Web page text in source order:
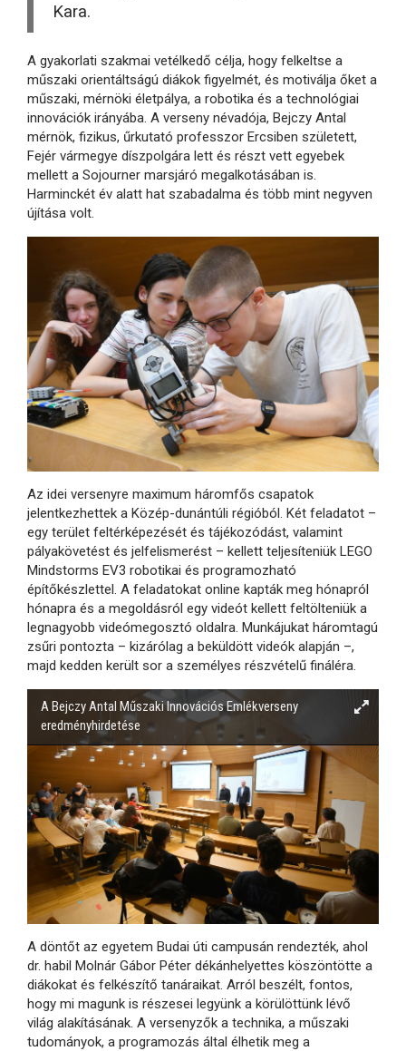
Kara.
A gyakorlati szakmai vetélkedő célja, hogy felkeltse a
műszaki orientáltságú diákok figyelmét, és motiválja őket a
műszaki, mérnöki életpálya, a robotika és a technológiai
innovációk irányába. A verseny névadója, Bejczy Antal
mérnök, fizikus, űrkutató professzor Ercsiben született,
Fejér vármegye díszpolgára lett és részt vett egyebek
mellett a Sojourner marsjáró megalkotásában is.
Harminckét év alatt hat szabadalma és több mint negyven
újítása volt.
Az idei versenyre maximum háromfős csapatok
jelentkezhettek a Közép-dunántúli régióból. Két feladatot –
egy terület feltérképezését és tájékozódást, valamint
pályakövetést és jelfelismerést – kellett teljesíteniük LEGO
Mindstorms EV3 robotikai és programozható
építőkészlettel. A feladatokat online kapták meg hónapról
hónapra és a megoldásról egy videót kellett feltölteniük a
legnagyobb videómegosztó oldalra. Munkájukat háromtagú
zsűri pontozta – kizárólag a beküldött videók alapján –,
majd kedden került sor a személyes részvételű fináléra.
A Bejczy Antal Műszaki Innovációs Emlékverseny
eredményhirdetése
A döntőt az egyetem Budai úti campusán rendezték, ahol
dr. habil Molnár Gábor Péter dékánhelyettes köszöntötte a
diákokat és felkészítő tanáraikat. Arról beszélt, fontos,
hogy mi magunk is részesei legyünk a körülöttünk lévő
világ alakításának. A versenyzők a technika, a műszaki
tudományok, a programozás által élhetik meg a